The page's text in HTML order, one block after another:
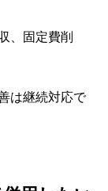
、固定費削
は継続対応で